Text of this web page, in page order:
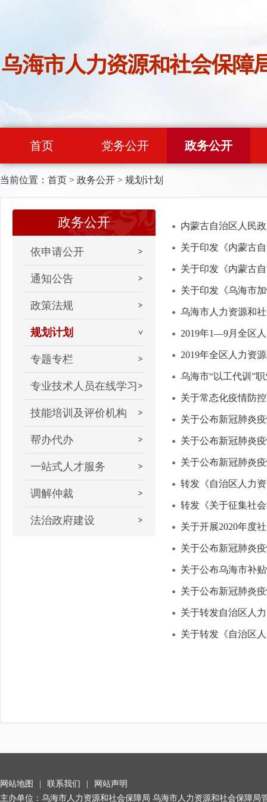
首页 党务公开 政务公开
当前位置： 首页 > 政务公开 > 规划计划
政务公开
依申请公开
通知公告
政策法规
规划计划
专题专栏
专业技术人员在线学习
技能培训及评价机构
帮办代办
一站式人才服务
调解仲裁
法治政府建设
内蒙古自治区人民
关于印发《内蒙古
关于印发《内蒙古
关于印发《乌海市
乌海市人力资源和
2019年1—9月全区
2019年全区人力资
乌海市“以工代训”
关于常态化疫情防
关于公布新冠肺炎
关于公布新冠肺炎
关于公布新冠肺炎
转发《自治区人力
转发《关于征集社
关于开展2020年度
关于公布新冠肺炎
关于公布乌海市补
关于公布新冠肺炎
关于转发自治区人
关于转发《自治区
网站地图 联系我们
网站声明
主办单位：乌海市人力资源和社会保障局 乌海市人力资源和社会保障局